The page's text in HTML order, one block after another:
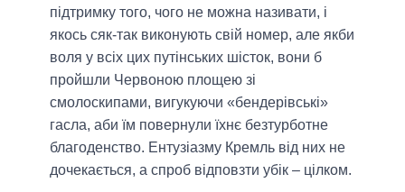
підтримку того, чого не можна називати, і
якось сяк-так виконують свій номер, але якби
воля у всіх цих путінських шісток, вони б
пройшли Червоною площею зі
смолоскипами, вигукуючи «бендерівські»
гасла, аби їм повернули їхнє безтурботне
благоденство. Ентузіазму Кремль від них не
дочекається, а спроб відповзти убік – цілком.